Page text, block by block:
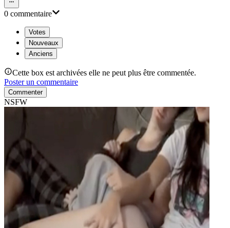
0 commentaire
Votes
Nouveaux
Anciens
Cette box est archivées elle ne peut plus être commentée.
Poster un commentaire
Commenter
NSFW